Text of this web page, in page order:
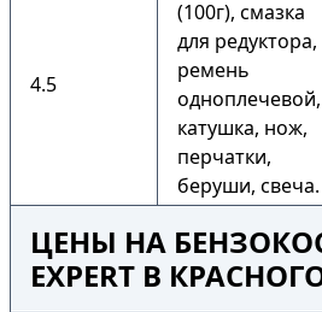
4.5
(100г), смазка
для редуктора,
ремень
одноплечевой,
катушка, нож,
перчатки,
беруши, свеча.
ЦЕНЫ НА
EXPERT В